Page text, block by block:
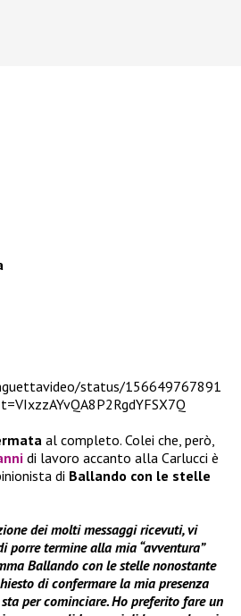
status/156649767891
al completo. Colei che, però,
di lavoro accanto alla Carlucci è
di Ballando con le stelle
dei molti messaggi ricevuti, vi
porre termine alla mia “avventura”
Ballando con le stelle nonostante
di confermare la mia presenza
per cominciare. Ho preferito fare un